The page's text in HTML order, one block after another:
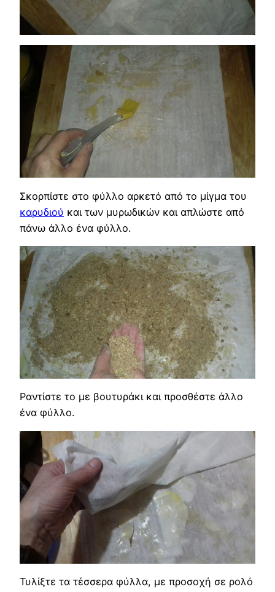
Σκορπίστε στο φύλλο αρκετό από το μίγμα του
καρυδιού και των μυρωδικών και απλώστε από
πάνω άλλο ένα φύλλο.
Ραντίστε το με βουτυράκι και προσθέστε άλλο
ένα φύλλο.
Τυλίξτε τα τέσσερα φύλλα, με προσοχή σε ρολό